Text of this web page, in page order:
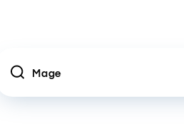
Location